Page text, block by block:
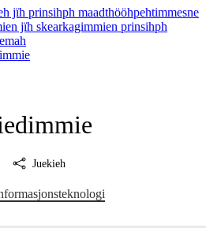
jïh prinsihph maadthööhpehtimmesne
jïh skearkagimmien prinsihph
Juekieh